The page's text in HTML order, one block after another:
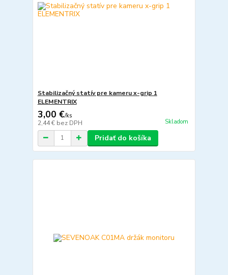
Stabilizačný statív pre kameru x-grip 1
ELEMENTRIX
3,00 €/ks
2,44 € bez DPH Skladom
Pridať do košíka